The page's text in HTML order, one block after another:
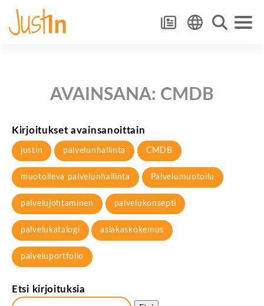
AVAINSANA: CMDB
Kirjoitukset avainsanoittain
justin palvelunhallinta CMDB
muotoileva palvelunhallinta Palvelumuotoilu
palvelujohtaminen palvelukonsepti
palvelukatalogi asiakaskokemus
palveluportfolio
Etsi kirjoituksia